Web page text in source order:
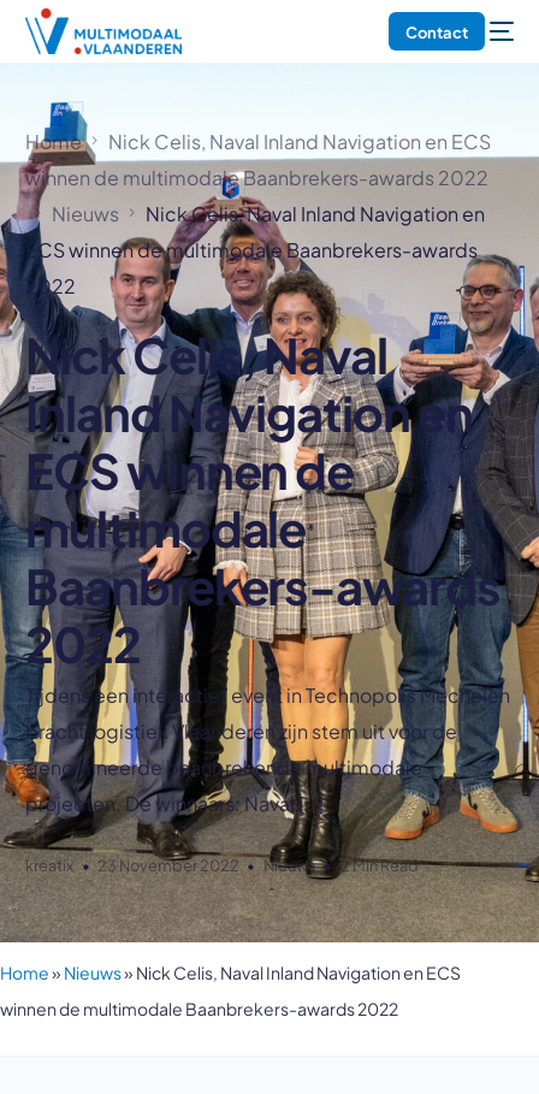
Contact
Home
Nick Celis, Naval Inland Navigation en ECS
winnen de multimodale Baanbrekers-awards 2022
Nieuws
Nick Celis, Naval Inland Navigation en
ECS winnen de multimodale Baanbrekers-awards
2022
Nick Celis, Naval
Inland Navigation en
ECS winnen de
multimodale
Baanbrekers-awards
2022
Tijdens een interactief event in Technopolis Mechelen
bracht logistiek Vlaanderen zijn stem uit voor de
genomineerde baanbrekende multimodale
projecten. De winnaars: Naval […]
kreatix 23 November 2022 Nieuws 2 Min Read
Home»Nieuws»Nick Celis, Naval Inland Navigation en ECS
winnen de multimodale Baanbrekers-awards 2022